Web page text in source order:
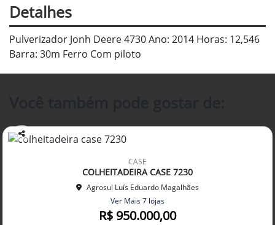
Detalhes
Pulverizador Jonh Deere 4730 Ano: 2014 Horas: 12,546
Barra: 30m Ferro Com piloto
Co
CASE
COLHEITADEIRA CASE 7230
Agrosul Luís Eduardo Magalhães
Ver Mais 7 lojas
R$ 950.000,00